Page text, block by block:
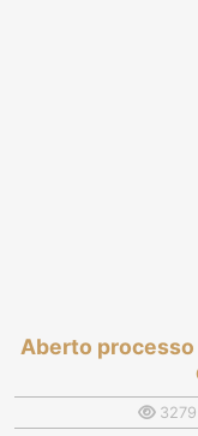
Aberto
3279